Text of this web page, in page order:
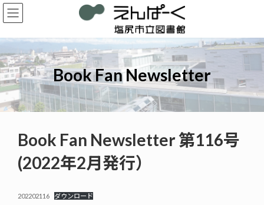
コ
ン
ン
ツ
へ
ス
キ
ッ
プ
ナ
ビ
ー
シ
ョ
ン
に
移
動
Book Fan Newsletter
Book Fan Newsletter 第116号
(2022年2月発行）
202202116 ダウンロード